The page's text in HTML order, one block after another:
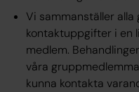
Vi sammanställer
kontaktuppgifter i en
medlem.
våra
kunna kontakta